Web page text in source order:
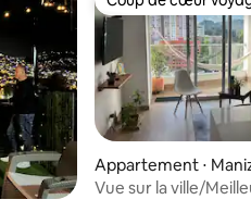
Coup de cœur
Appartement ⋅
Vue sur la ville/